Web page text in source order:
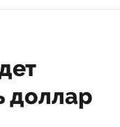
доллар